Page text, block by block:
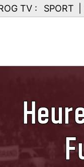
TV : SPORT